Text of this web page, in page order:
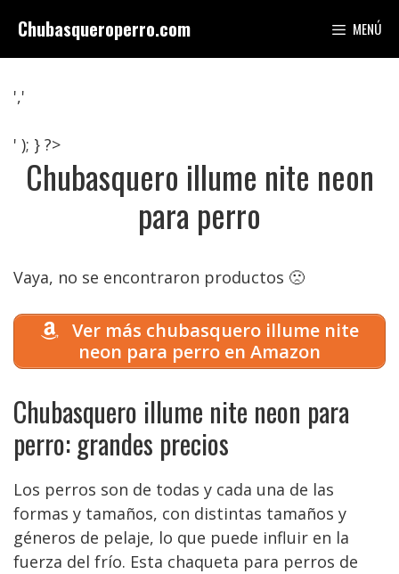
contenido
Chubasqueroperro.com MENÚ
','
' ); } ?>
Chubasquero illume nite neon
para perro
Vaya, no se encontraron productos 🙁
Ver más chubasquero illume nite
neon para perro en Amazon
Chubasquero illume nite neon para
perro: grandes precios
Los perros son de todas y cada una de las
formas y tamaños, con distintas tamaños y
géneros de pelaje, lo que puede influir en la
fuerza del frío. Esta chaqueta para perros de